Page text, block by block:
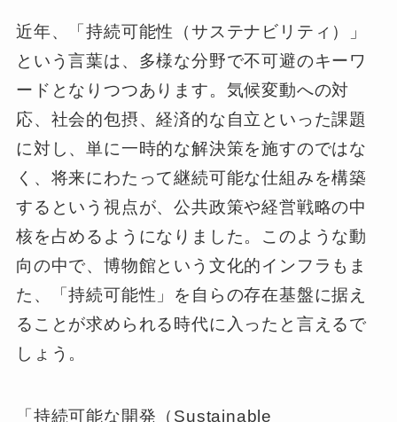
近年、「持続可能性（サステナビリティ）」
という言葉は、多様な分野で不可避のキーワ
ードとなりつつあります。気候変動への対
応、社会的包摂、経済的な自立といった課題
に対し、単に一時的な解決策を施すのではな
く、将来にわたって継続可能な仕組みを構築
するという視点が、公共政策や経営戦略の中
核を占めるようになりました。このような動
向の中で、博物館という文化的インフラもま
た、「持続可能性」を自らの存在基盤に据え
ることが求められる時代に入ったと言えるで
しょう。
「持続可能な開発（Sustainable